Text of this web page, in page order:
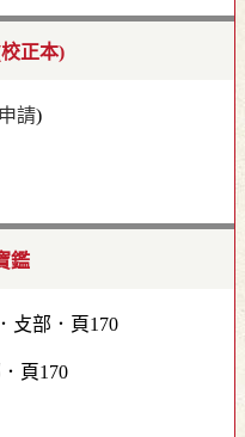
正本)
申請)
鑑
頁170